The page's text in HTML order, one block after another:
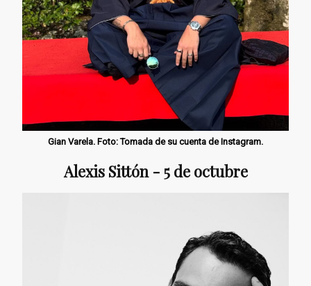
Gian Varela. Foto: Tomada de su cuenta de Instagram.
Alexis Sittón - 5 de octubre